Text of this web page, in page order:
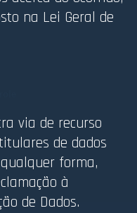
na Lei Geral de
via de recurso
de dados
forma,
à
de Dados.